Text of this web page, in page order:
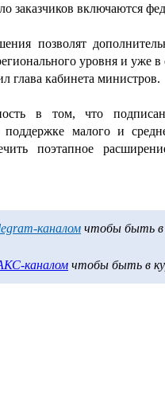
заказчиков включаются
позволят
уровня и уже
глава кабинета министров.
в том, что
поддержке малого и
поэтапное
каналом чтобы быть в
каналом чтобы быть в